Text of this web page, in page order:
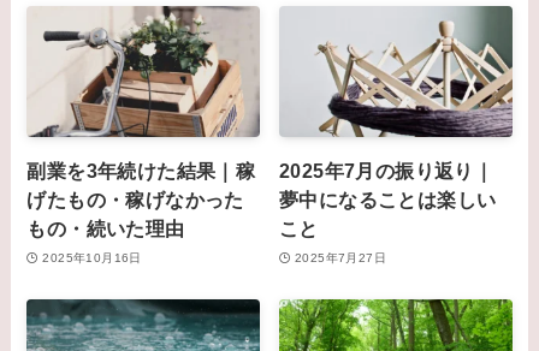
副業を3年続けた結果｜稼
げたもの・稼げなかった
もの・続いた理由
2025年10月16日
2025年7月の振り返り｜
夢中になることは楽しい
こと
2025年7月27日